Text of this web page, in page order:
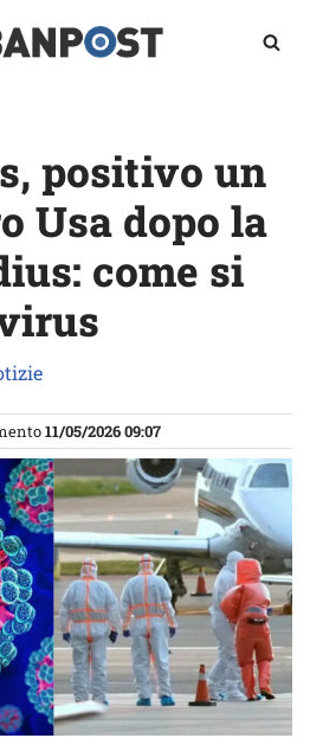
positivo un
Usa dopo la
come si
11/05/2026 09:07